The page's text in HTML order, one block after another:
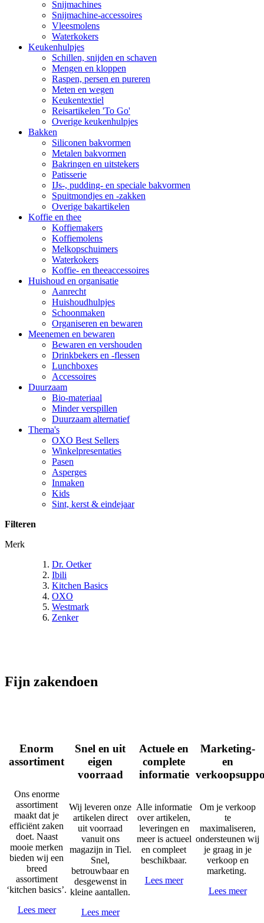
Snijmachines
Snijmachine-accessoires
Vleesmolens
Waterkokers
Keukenhulpjes
Schillen, snijden en schaven
Mengen en kloppen
Raspen, persen en pureren
Meten en wegen
Keukentextiel
Reisartikelen 'To Go'
Overige keukenhulpjes
Bakken
Siliconen bakvormen
Metalen bakvormen
Bakringen en uitstekers
Patisserie
IJs-, pudding- en speciale bakvormen
Spuitmondjes en -zakken
Overige bakartikelen
Koffie en thee
Koffiemakers
Koffiemolens
Melkopschuimers
Waterkokers
Koffie- en theeaccessoires
Huishoud en organisatie
Aanrecht
Huishoudhulpjes
Schoonmaken
Organiseren en bewaren
Meenemen en bewaren
Bewaren en vershouden
Drinkbekers en -flessen
Lunchboxes
Accessoires
Duurzaam
Bio-materiaal
Minder verspillen
Duurzaam alternatief
Thema's
OXO Best Sellers
Winkelpresentaties
Pasen
Asperges
Inmaken
Kids
Sint, kerst & eindejaar
Filteren
Merk
Dr. Oetker
Ibili
Kitchen Basics
OXO
Westmark
Zenker
Fijn zakendoen
Enorm
assortiment
Ons enorme
assortiment
maakt dat je
efficiënt zaken
doet. Naast
mooie merken
bieden wij een
breed
assortiment
‘kitchen basics’.
Lees meer
Snel en uit
eigen
voorraad
Wij leveren onze
artikelen direct
uit voorraad
vanuit ons
magazijn in Tiel.
Snel,
betrouwbaar en
desgewenst in
kleine aantallen.
Lees meer
Actuele en
complete
informatie
Alle informatie
over artikelen,
leveringen en
meer is actueel
en compleet
beschikbaar.
Lees meer
Marketing-
en
Om je verkoop
te
maximaliseren,
ondersteunen wij
je graag in je
verkoop en
marketing.
Lees meer